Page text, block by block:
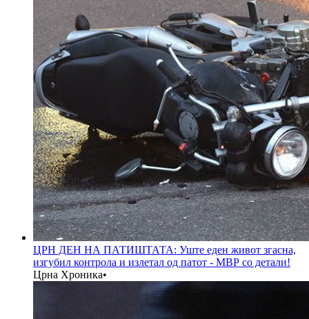
ЦРН ДЕН НА ПАТИШТАТА: Уште еден живот згасна,
изгубил контрола и излетал од патот - МВР со детали!
Црна Хроника•